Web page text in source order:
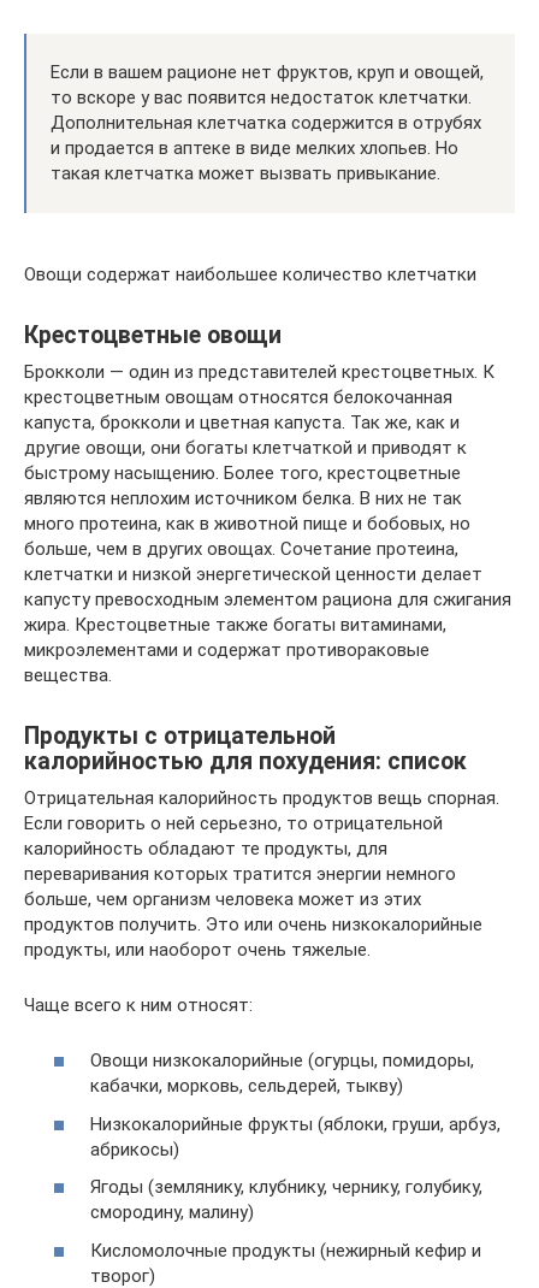
Если в вашем рационе нет фруктов, круп и овощей,
то вскоре у вас появится недостаток клетчатки.
Дополнительная клетчатка содержится в отрубях
и продается в аптеке в виде мелких хлопьев. Но
такая клетчатка может вызвать привыкание.
Овощи содержат наибольшее количество клетчатки
Крестоцветные овощи
Брокколи — один из представителей крестоцветных. К
крестоцветным овощам относятся белокочанная
капуста, брокколи и цветная капуста. Так же, как и
другие овощи, они богаты клетчаткой и приводят к
быстрому насыщению. Более того, крестоцветные
являются неплохим источником белка. В них не так
много протеина, как в животной пище и бобовых, но
больше, чем в других овощах. Сочетание протеина,
клетчатки и низкой энергетической ценности делает
капусту превосходным элементом рациона для сжигания
жира. Крестоцветные также богаты витаминами,
микроэлементами и содержат противораковые
вещества.
Продукты с отрицательной
калорийностью для похудения: список
Отрицательная калорийность продуктов вещь спорная.
Если говорить о ней серьезно, то отрицательной
калорийность обладают те продукты, для
переваривания которых тратится энергии немного
больше, чем организм человека может из этих
продуктов получить. Это или очень низкокалорийные
продукты, или наоборот очень тяжелые.
Чаще всего к ним относят:
Овощи низкокалорийные (огурцы, помидоры,
кабачки, морковь, сельдерей, тыкву)
Низкокалорийные фрукты (яблоки, груши, арбуз,
абрикосы)
Ягоды (землянику, клубнику, чернику, голубику,
смородину, малину)
Кисломолочные продукты (нежирный кефир и
творог)